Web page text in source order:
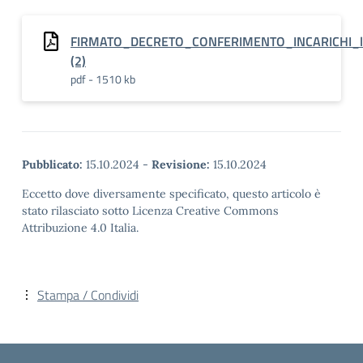
(2)
pdf - 1510 kb
Pubblicato: 15.10.2024 - Revisione: 15.10.2024
Eccetto dove diversamente specificato, questo articolo è
stato rilasciato sotto Licenza Creative Commons
Attribuzione 4.0 Italia.
Stampa / Condividi